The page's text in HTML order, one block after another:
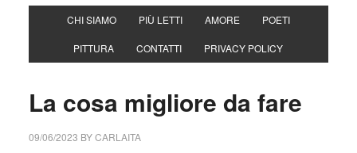
CHI SIAMO PIÙ LETTI AMORE POETI
PITTURA CONTATTI PRIVACY POLICY
La cosa migliore da fare
09/06/2023 BYCARLAITA